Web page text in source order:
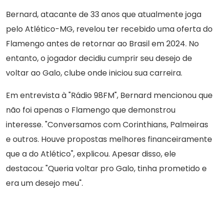
Bernard, atacante de 33 anos que atualmente joga
pelo Atlético-MG, revelou ter recebido uma oferta do
Flamengo antes de retornar ao Brasil em 2024. No
entanto, o jogador decidiu cumprir seu desejo de
voltar ao Galo, clube onde iniciou sua carreira.
Em entrevista à "Rádio 98FM", Bernard mencionou que
não foi apenas o Flamengo que demonstrou
interesse. "Conversamos com Corinthians, Palmeiras
e outros. Houve propostas melhores financeiramente
que a do Atlético", explicou. Apesar disso, ele
destacou: "Queria voltar pro Galo, tinha prometido e
era um desejo meu".